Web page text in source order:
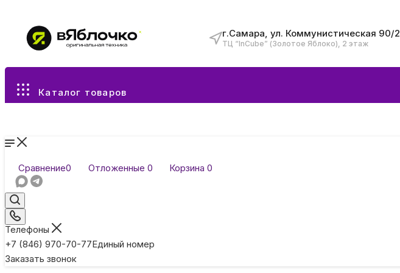
г.Самара, ул. Коммунистическая 90/2
ТЦ “InCube” (Золотое Яблоко), 2 этаж
Каталог товаров
Сравнение0 Отложенные 0 Корзина 0
Телефоны
+7 (846) 970-70-77Единый номер
Заказать звонок
Все разделы каталога